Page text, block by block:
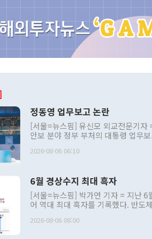
정동영 업무보고 논란
[서울=뉴스핌] 유신모 외교전문기자
안보 분야 정부 부처의 대통령 업무
발언 중에는 정부 내 조율을 거치지
주의적 희망에 근거한 비현실적 구상
관의 대북 정책 관련 발언이 물의를
관 부처 장관이 공개적으로 부정적
관의 무리한 대북 접근법과 월권을
다. [정동영 통일부 장관이 지난달 23일 오후 서울 종로구 정부서울청사에
2026-08-06 06:10
6월 경상수지 최대 흑자
[서울=뉴스핌] 박가연 기자 = 지난 6
어 역대 최대 흑자를 기록했다. 반도
료=한국은행] 한국은행이 6일 발표한 '2026년 6월 국제수지(잠정)'에 따르
2026-08-06 08:00